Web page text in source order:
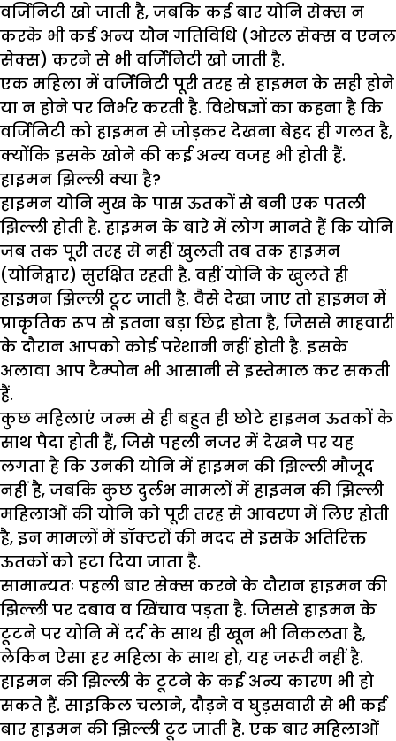
वर्जिनिटी खो जाती है, जबकि कई बार योनि सेक्स न
करके भी कई अन्य यौन गतिविधि (ओरल सेक्स व एनल
सेक्स) करने से भी वर्जिनिटी खो जाती है.
एक महिला में वर्जिनिटी पूरी तरह से हाइमन के सही होने
या न होने पर निर्भर करती है. विशेषज्ञों का कहना है कि
वर्जिनिटी को हाइमन से जोड़कर देखना बेहद ही गलत है,
क्योंकि इसके खोने की कई अन्य वजह भी होती हैं.
हाइमन झिल्ली क्या है?
हाइमन योनि मुख के पास ऊतकों से बनी एक पतली
झिल्ली होती है. हाइमन के बारे में लोग मानते हैं कि योनि
जब तक पूरी तरह से नहीं खुलती तब तक हाइमन
(योनिद्वार) सुरक्षित रहती है. वहीं योनि के खुलते ही
हाइमन झिल्ली टूट जाती है. वैसे देखा जाए तो हाइमन में
प्राकृतिक रूप से इतना बड़ा छिद्र होता है, जिससे माहवारी
के दौरान आपको कोई परेशानी नहीं होती है. इसके
अलावा आप टैम्पोन भी आसानी से इस्तेमाल कर सकती
हैं.
कुछ महिलाएं जन्म से ही बहुत ही छोटे हाइमन ऊतकों के
साथ पैदा होती हैं, जिसे पहली नजर में देखने पर यह
लगता है कि उनकी योनि में हाइमन की झिल्ली मौजूद
नहीं है, जबकि कुछ दुर्लभ मामलों में हाइमन की झिल्ली
महिलाओं की योनि को पूरी तरह से आवरण में लिए होती
है, इन मामलों में डॉक्टरों की मदद से इसके अतिरिक्त
ऊतकों को हटा दिया जाता है.
सामान्यतः पहली बार सेक्स करने के दौरान हाइमन की
झिल्ली पर दबाव व खिंचाव पड़ता है. जिससे हाइमन के
टूटने पर योनि में दर्द के साथ ही खून भी निकलता है,
लेकिन ऐसा हर महिला के साथ हो, यह जरूरी नहीं है.
हाइमन की झिल्ली के टूटने के कई अन्य कारण भी हो
सकते हैं. साइकिल चलाने, दौड़ने व घुड़सवारी से भी कई
बार हाइमन की झिल्ली टूट जाती है. एक बार महिलाओं